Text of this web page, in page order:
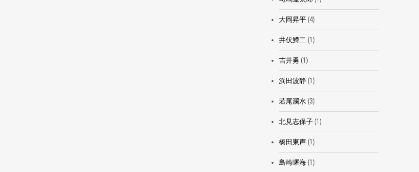
大岡昇平(4)
井伏鱒二 (1)
吉井勇 (1)
浜田波静(1)
若尾瀾水 (3)
北見志保子(1)
橋田東声(1)
島崎曙海(1)